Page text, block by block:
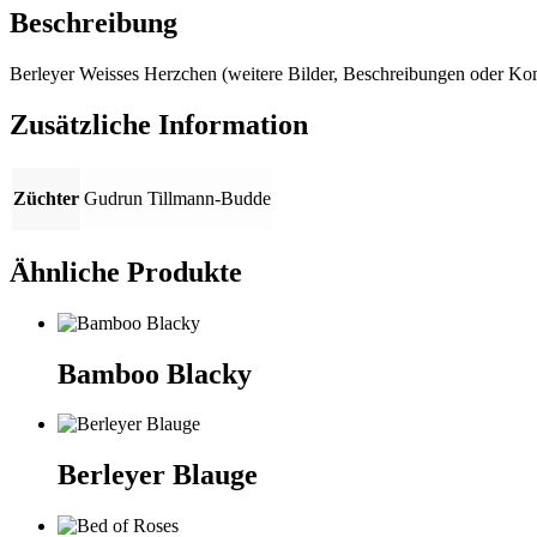
Beschreibung
Berleyer Weisses Herzchen (weitere Bilder, Beschreibungen oder
Zusätzliche Information
Züchter Gudrun Tillmann-Budde
Ähnliche Produkte
Bamboo Blacky
Berleyer Blauge